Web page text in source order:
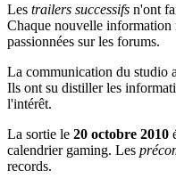
Les trailers successifs n'ont
Chaque nouvelle information
passionnées sur les forums.
La communication du studio
Ils ont su distiller les
l'intérêt.
La sortie le 20 octobre 2010
calendrier gaming. Les
records.